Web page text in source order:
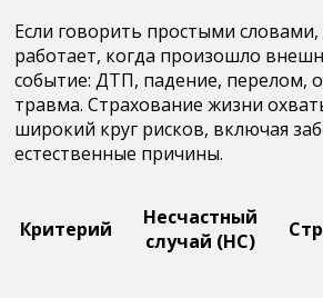
Если говорить простыми словами,
работает, когда произошло
событие: ДТП, падение, перелом,
травма. Страхование жизни
широкий круг рисков, включая
естественные причины.
Критерий
Несчастный
случай (НС)